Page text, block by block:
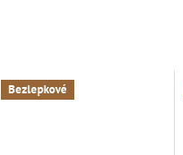
Bezlepkové